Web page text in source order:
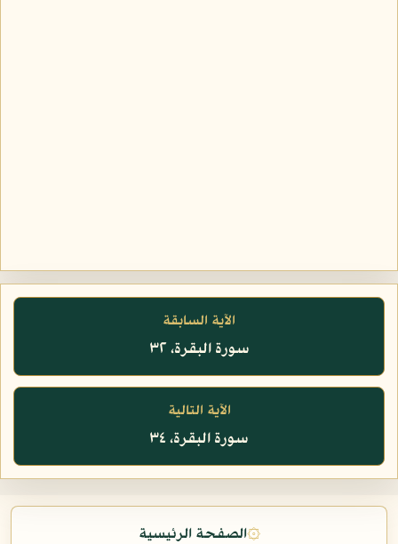
الآية السابقة
سورة البقرة، ٣٢
الآية التالية
سورة البقرة، ٣٤
۞الصفحة الرئيسية